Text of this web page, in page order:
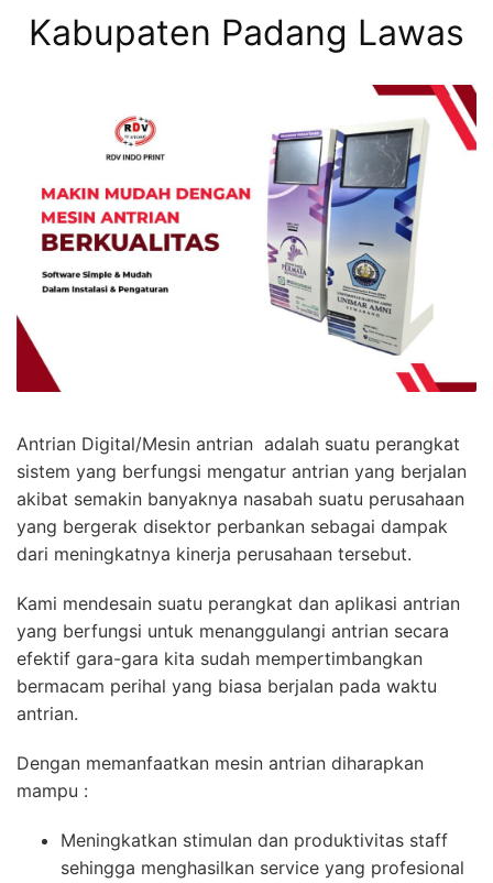
Kabupaten Padang Lawas
Antrian Digital/Mesin antrian adalah suatu perangkat
sistem yang berfungsi mengatur antrian yang berjalan
akibat semakin banyaknya nasabah suatu perusahaan
yang bergerak disektor perbankan sebagai dampak
dari meningkatnya kinerja perusahaan tersebut.
Kami mendesain suatu perangkat dan aplikasi antrian
yang berfungsi untuk menanggulangi antrian secara
efektif gara-gara kita sudah mempertimbangkan
bermacam perihal yang biasa berjalan pada waktu
antrian.
Dengan memanfaatkan mesin antrian diharapkan
mampu :
Meningkatkan stimulan dan produktivitas staff
sehingga menghasilkan service yang profesional